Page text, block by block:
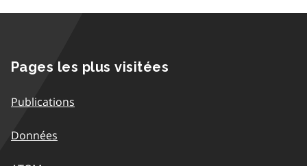
Pages les plus visitées
Publications
Données